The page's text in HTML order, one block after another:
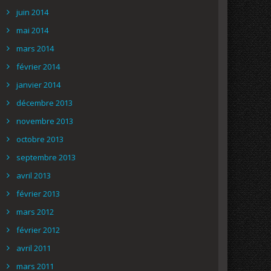
juin 2014
mai 2014
mars 2014
février 2014
janvier 2014
décembre 2013
novembre 2013
octobre 2013
septembre 2013
avril 2013
février 2013
mars 2012
février 2012
avril 2011
mars 2011